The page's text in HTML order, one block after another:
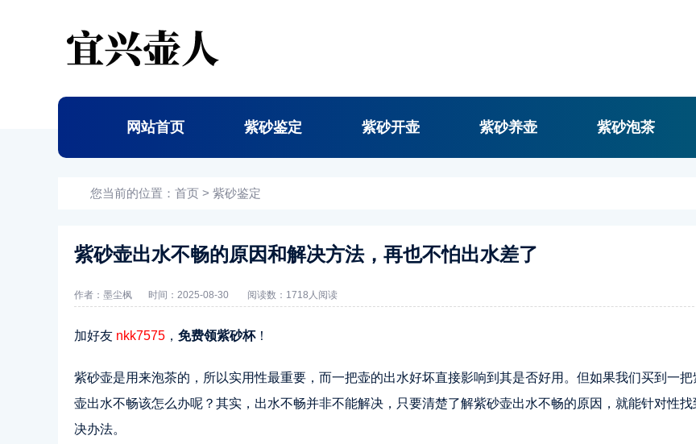
网站首页 紫砂鉴定 紫砂开壶 紫砂养壶 紫砂泡茶
您当前的位置： 首页 > 紫砂鉴定
紫砂壶出水不畅的原因和解决方法，再也不怕出水差了
作者：墨尘枫 时间：2025-08-30 阅读数： 1718人阅读
加好友 nkk7575 ， 免费领紫砂杯！
紫砂壶是用来泡茶的，所以实用性最重要，而一把壶的出水好坏直接影响到其是否好用。但如果我们买到一把
壶出水不畅该怎么办呢？其实，出水不畅并非不能解决，只要清楚了解紫砂壶出水不畅的原因，就能针对性找
决办法。